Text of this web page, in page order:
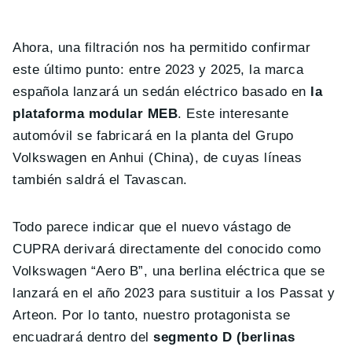
Ahora, una filtración nos ha permitido confirmar
este último punto: entre 2023 y 2025, la marca
española lanzará un sedán eléctrico basado en
la
plataforma modular MEB. Este interesante
automóvil se fabricará en la planta del Grupo
Volkswagen en Anhui (China), de cuyas líneas
también saldrá el Tavascan.
Todo parece indicar que el nuevo vástago de
CUPRA derivará directamente del conocido como
Volkswagen “Aero B”, una berlina eléctrica que se
lanzará en el año 2023 para sustituir a los Passat y
Arteon. Por lo tanto, nuestro protagonista se
encuadrará dentro delsegmento D (berlinas